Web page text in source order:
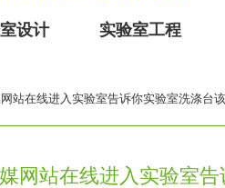
设计 实验室工程
站在线进入实验室告诉你实验室洗涤台该如
网站在线进入实验室告